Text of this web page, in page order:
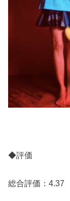
◆評価
総合評価：4.37